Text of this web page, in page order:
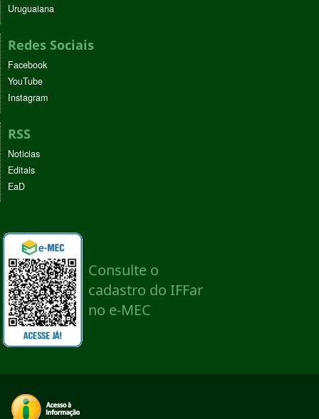
Uruguaiana
Redes Sociais
Facebook
YouTube
Instagram
RSS
Noticias
Editais
EaD